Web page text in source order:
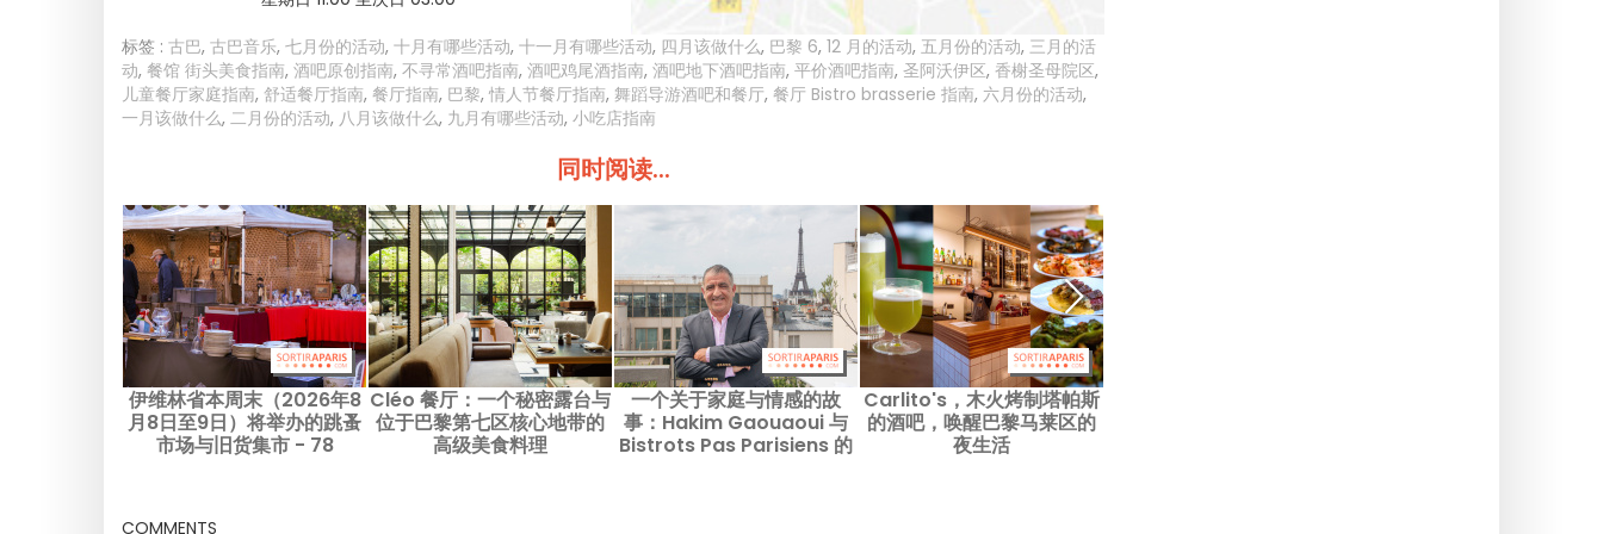
标签 : 古巴, 古巴音乐, 七月份的活动, 十月有哪些活动, 十一月有哪些活动, 四月该做什么, 巴黎 6, 12 月的活动, 五月份的活动, 三月的活
动, 餐馆 街头美食指南, 酒吧原创指南, 不寻常酒吧指南, 酒吧鸡尾酒指南, 酒吧地下酒吧指南, 平价酒吧指南, 圣阿沃伊区, 香榭圣母院区,
儿童餐厅家庭指南, 舒适餐厅指南, 餐厅指南, 巴黎, 情人节餐厅指南, 舞蹈导游酒吧和餐厅, 餐厅 Bistro brasserie 指南, 六月份的活动,
一月该做什么, 二月份的活动, 八月该做什么, 九月有哪些活动, 小吃店指南
同时阅读...
伊维林省本周末（2026年8
月8日至9日）将举办的跳蚤
市场与旧货集市 - 78
Cléo 餐厅：一个秘密露台与
位于巴黎第七区核心地带的
高级美食料理
一个关于家庭与情感的故
事：Hakim Gaouaoui 与
Bistrots Pas Parisiens 的
Carlito's，木火烤制塔帕斯
的酒吧，唤醒巴黎马莱区的
夜生活
COMMENTS